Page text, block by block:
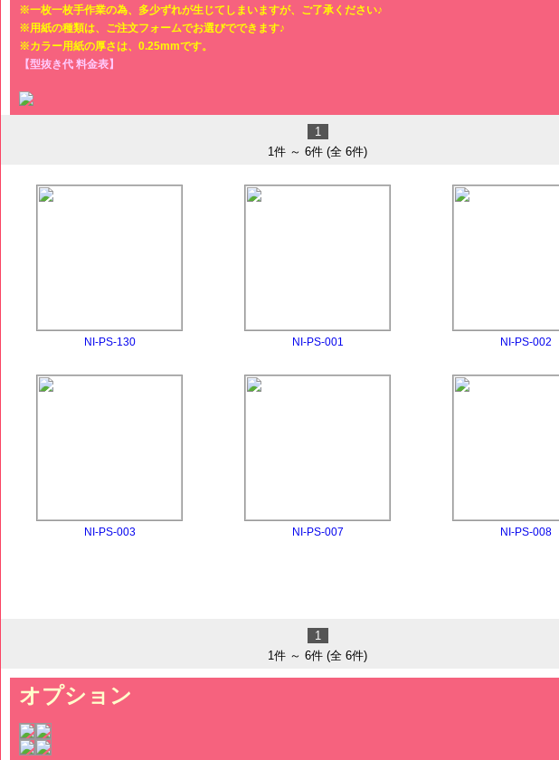
※一枚一枚手作業の為、多少ずれが生じてしまいますが、ご了承ください♪
※用紙の種類は、ご注文フォームでお選びでできます♪
※カラー用紙の厚さは、0.25mmです。
【型抜き代 料金表】
1
1件 ～ 6件 (全 6件)
NI-PS-130 NI-PS-001 NI-PS-002
NI-PS-003 NI-PS-007 NI-PS-008
1
1件 ～ 6件 (全 6件)
オプション